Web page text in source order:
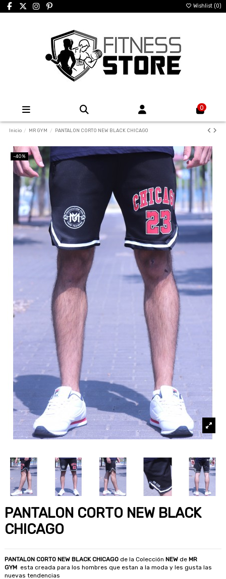
Wishlist (0)
0
Inicio MR GYM PANTALON CORTO NEW BLACK CHICAGO
-40%
PANTALON CORTO NEW BLACK
CHICAGO
PANTALON CORTO NEW BLACK CHICAGO de la Colección NEW de MR
GYM esta creada para los hombres que estan a la moda y les gusta las
nuevas tendencias